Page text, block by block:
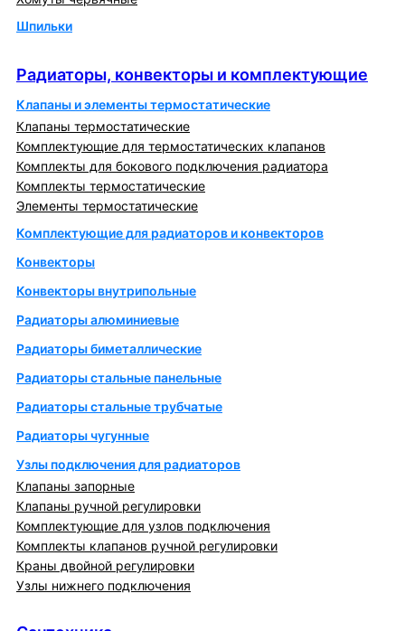
Шпильки
Радиаторы, конвекторы и комплектующие
Клапаны и элементы термостатические
Клапаны термостатические
Комплектующие для термостатических клапанов
Комплекты для бокового подключения радиатора
Комплекты термостатические
Элементы термостатические
Комплектующие для радиаторов и конвекторов
Конвекторы
Конвекторы внутрипольные
Радиаторы алюминиевые
Радиаторы биметаллические
Радиаторы стальные панельные
Радиаторы стальные трубчатые
Радиаторы чугунные
Узлы подключения для радиаторов
Клапаны запорные
Клапаны ручной регулировки
Комплектующие для узлов подключения
Комплекты клапанов ручной регулировки
Краны двойной регулировки
Узлы нижнего подключения